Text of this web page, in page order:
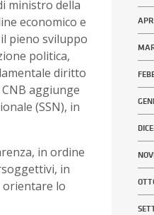
ministro della
economico e
pieno sviluppo
politica,
diritto
aggiunge
(SSN), in
in ordine
in
orientare lo